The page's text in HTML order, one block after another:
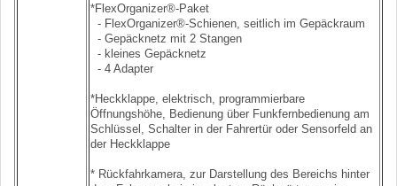
*FlexOrganizer®-Paket
- FlexOrganizer®-Schienen, seitlich im Gepäckraum
- Gepäcknetz mit 2 Stangen
- kleines Gepäcknetz
- 4 Adapter
*Heckklappe, elektrisch, programmierbare
Öffnungshöhe, Bedienung über Funkfernbedienung am
Schlüssel, Schalter in der Fahrertür oder Sensorfeld an
der Heckklappe
* Rückfahrkamera, zur Darstellung des Bereichs hinter